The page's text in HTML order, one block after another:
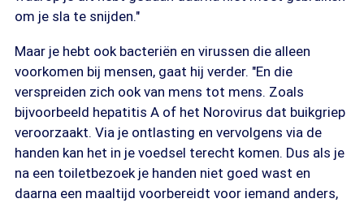
om je sla te snijden."
Maar je hebt ook bacteriën en virussen die alleen
voorkomen bij mensen, gaat hij verder. "En die
verspreiden zich ook van mens tot mens. Zoals
bijvoorbeeld hepatitis A of het Norovirus dat buikgriep
veroorzaakt. Via je ontlasting en vervolgens via de
handen kan het in je voedsel terecht komen. Dus als je
na een toiletbezoek je handen niet goed wast en
daarna een maaltijd voorbereidt voor iemand anders,